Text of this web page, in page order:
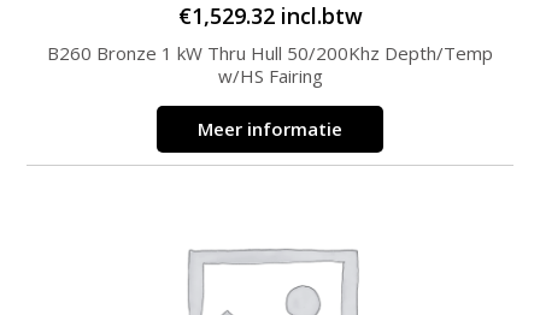
€1,529.32 incl.btw
B260 Bronze 1 kW Thru Hull 50/200Khz Depth/Temp
w/HS Fairing
Meer informatie